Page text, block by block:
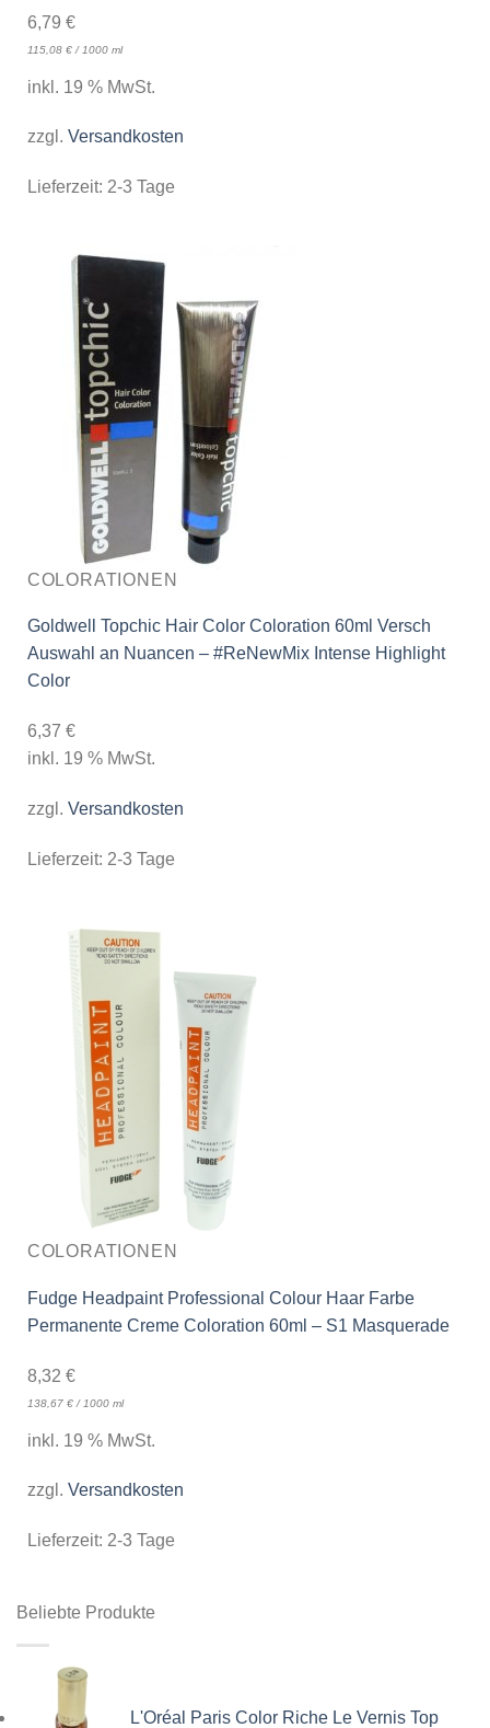
6,79 €
115,08 €/ 1000 ml
inkl. 19 % MwSt.
zzgl. Versandkosten
Lieferzeit: 2-3 Tage
COLORATIONEN
Goldwell Topchic Hair Color Coloration 60ml Versch
Auswahl an Nuancen – #ReNewMix Intense Highlight
Color
6,37 €
inkl. 19 % MwSt.
zzgl. Versandkosten
Lieferzeit: 2-3 Tage
COLORATIONEN
Fudge Headpaint Professional Colour Haar Farbe
Permanente Creme Coloration 60ml – S1 Masquerade
8,32 €
138,67 €/ 1000 ml
inkl. 19 % MwSt.
zzgl. Versandkosten
Lieferzeit: 2-3 Tage
Beliebte Produkte
L'Oréal Paris Color Riche Le Vernis Top